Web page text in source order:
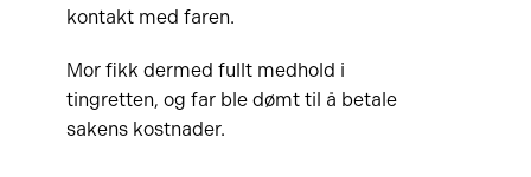
kontakt med faren.
Mor fikk dermed fullt medhold i
tingretten, og far ble dømt til å betale
sakens kostnader.